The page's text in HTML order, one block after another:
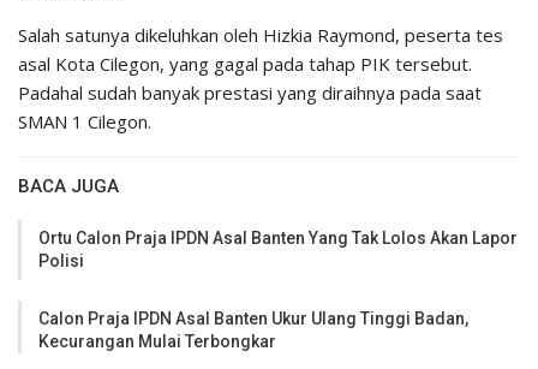
Salah satunya dikeluhkan oleh Hizkia Raymond, peserta tes
asal Kota Cilegon, yang gagal pada tahap PIK tersebut.
Padahal sudah banyak prestasi yang diraihnya pada saat
SMAN 1 Cilegon.
BACA JUGA
Ortu Calon Praja IPDN Asal Banten Yang Tak Lolos Akan Lapor
Polisi
Calon Praja IPDN Asal Banten Ukur Ulang Tinggi Badan,
Kecurangan Mulai Terbongkar